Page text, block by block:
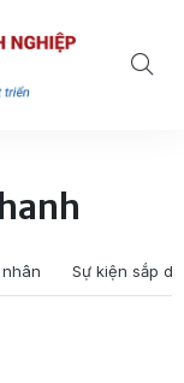
Sự kiện sắp